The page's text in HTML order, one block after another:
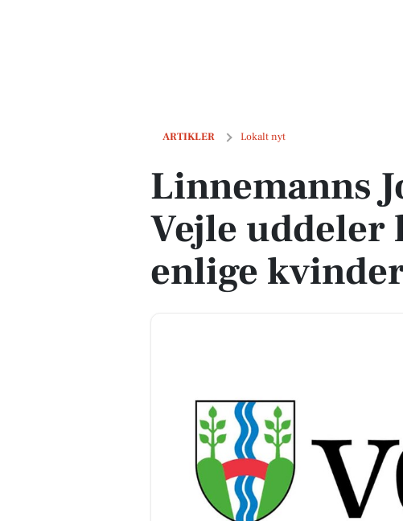
ARTIKLER Lokalt nyt
Linnemanns Jomfrukloster i Vejle uddeler
Linnemanns
Vejle uddeler
enlige